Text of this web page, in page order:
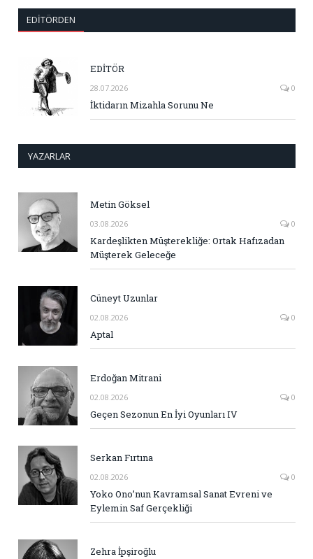
EDITÖRDEN
EDİTÖR
28.07.2026 0
İktidarın Mizahla Sorunu Ne
YAZARLAR
Metin Göksel
03.08.2026 0
Kardeşlikten Müşterekliğe: Ortak Hafızadan
Müşterek Geleceğe
Cüneyt Uzunlar
02.08.2026 0
Aptal
Erdoğan Mitrani
02.08.2026 0
Geçen Sezonun En İyi Oyunları IV
Serkan Fırtına
02.08.2026 0
Yoko Ono’nun Kavramsal Sanat Evreni ve
Eylemin Saf Gerçekliği
Zehra İpşiroğlu